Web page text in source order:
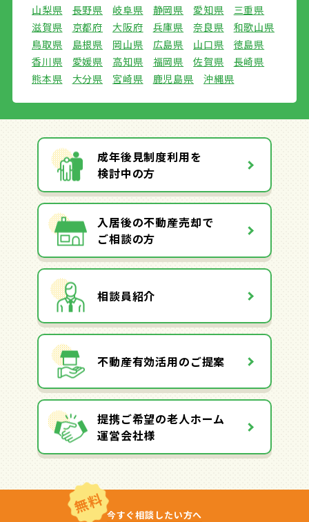
山梨県
長野県 岐阜県 静岡県 愛知県
三重県
滋賀県
京都府 大阪府 兵庫県 奈良県
和歌山県
鳥取県
島根県 岡山県 広島県 山口県
徳島県
香川県
愛媛県 高知県 福岡県 佐賀県
長崎県
熊本県
大分県 宮崎県 鹿児島県 沖縄県
成年後見制度利用を
検討中の方
入居後の不動産売却で
ご相談の方
相談員紹介
不動産有効活用のご提案
提携ご希望の老人ホーム
運営会社様
無料 今すぐ相談したい方へ